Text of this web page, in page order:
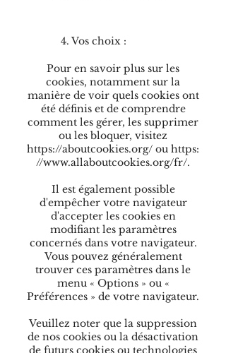
4. Vos choix :
Pour en savoir plus sur les
cookies, notamment sur la
manière de voir quels cookies ont
été définis et de comprendre
comment les gérer, les supprimer
ou les bloquer, visitez
https://aboutcookies.org/ ou https:
//www.allaboutcookies.org/fr/.
Il est également possible
d'empêcher votre navigateur
d'accepter les cookies en
modifiant les paramètres
concernés dans votre navigateur.
Vous pouvez généralement
trouver ces paramètres dans le
menu « Options » ou «
Préférences » de votre navigateur.
Veuillez noter que la suppression
de nos cookies ou la désactivation
de futurs cookies ou technologies